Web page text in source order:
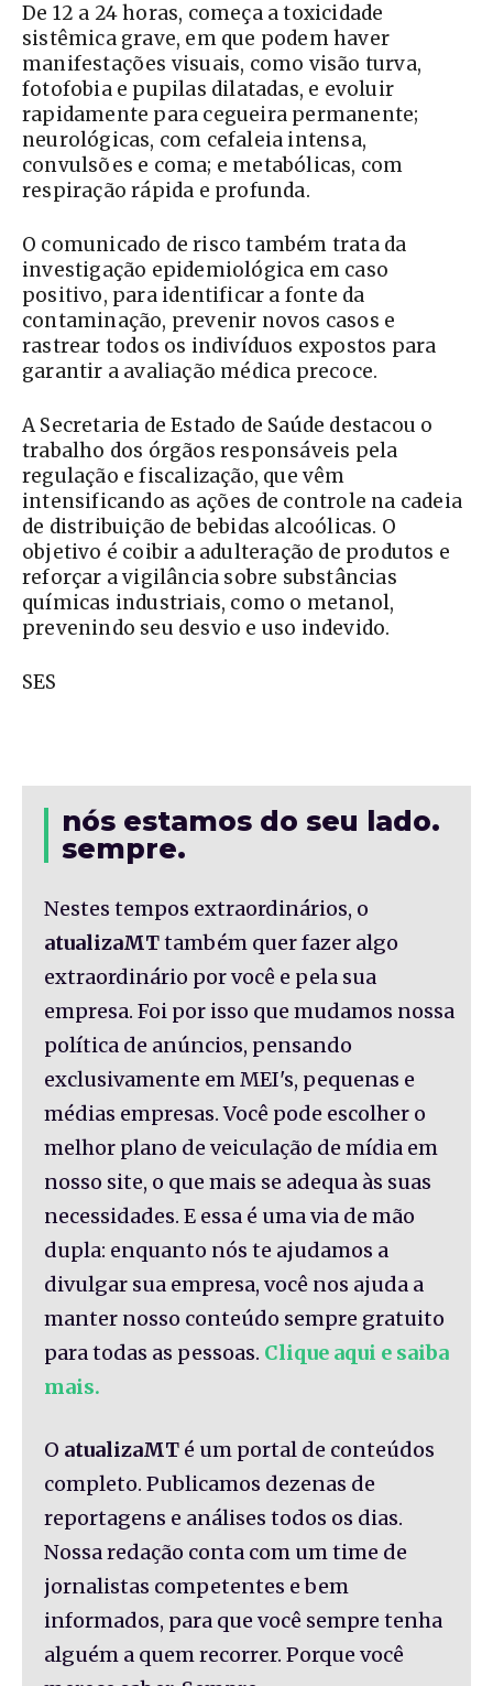
De 12 a 24 horas, começa a toxicidade
sistêmica grave, em que podem haver
manifestações visuais, como visão turva,
fotofobia e pupilas dilatadas, e evoluir
rapidamente para cegueira permanente;
neurológicas, com cefaleia intensa,
convulsões e coma; e metabólicas, com
respiração rápida e profunda.
O comunicado de risco também trata da
investigação epidemiológica em caso
positivo, para identificar a fonte da
contaminação, prevenir novos casos e
rastrear todos os indivíduos expostos para
garantir a avaliação médica precoce.
A Secretaria de Estado de Saúde destacou o
trabalho dos órgãos responsáveis pela
regulação e fiscalização, que vêm
intensificando as ações de controle na cadeia
de distribuição de bebidas alcoólicas. O
objetivo é coibir a adulteração de produtos e
reforçar a vigilância sobre substâncias
químicas industriais, como o metanol,
prevenindo seu desvio e uso indevido.
SES
nós estamos do seu lado.
sempre.
Nestes tempos extraordinários, o
atualizaMTtambém quer fazer algo
extraordinário por você e pela sua
empresa. Foi por isso que mudamos nossa
política de anúncios, pensando
exclusivamente em MEI's, pequenas e
médias empresas. Você pode escolher o
melhor plano de veiculação de mídia em
nosso site, o que mais se adequa às suas
necessidades. E essa é uma via de mão
dupla: enquanto nós te ajudamos a
divulgar sua empresa, você nos ajuda a
manter nosso conteúdo sempre gratuito
para todas as pessoas. Clique aqui e saiba
mais.
O atualizaMT é um portal de conteúdos
completo. Publicamos dezenas de
reportagens e análises todos os dias.
Nossa redação conta com um time de
jornalistas competentes e bem
informados, para que você sempre tenha
alguém a quem recorrer. Porque você